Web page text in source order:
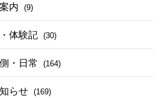
内 (9)
体験記 (30)
・日常 (164)
らせ (169)